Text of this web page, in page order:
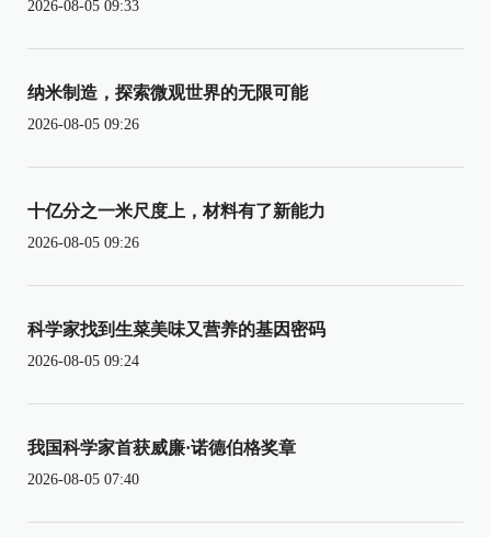
2026-08-05 09:33
纳米制造，探索微观世界的无限可能
2026-08-05 09:26
十亿分之一米尺度上，材料有了新能力
2026-08-05 09:26
科学家找到生菜美味又营养的基因密码
2026-08-05 09:24
我国科学家首获威廉·诺德伯格奖章
2026-08-05 07:40